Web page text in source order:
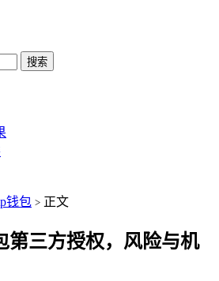
搜索
钱包 > 正文
第三方授权，风险与机